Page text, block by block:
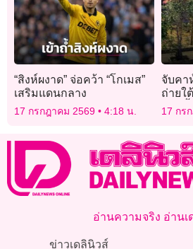
“สิงห์ผงาด” จ่อคว้า “โกเมส”
เสริมแดนกลาง
17 กรกฎาคม 2569 4:18 น.
จับคา
ถ่ายใ
ทำครั้
เหยื่อเ
17 กร
อ่านความจริง อ่านเ
ข่าวเดลินิวส์